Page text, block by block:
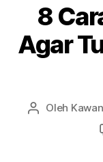
8
Agar
Penulis
Oleh